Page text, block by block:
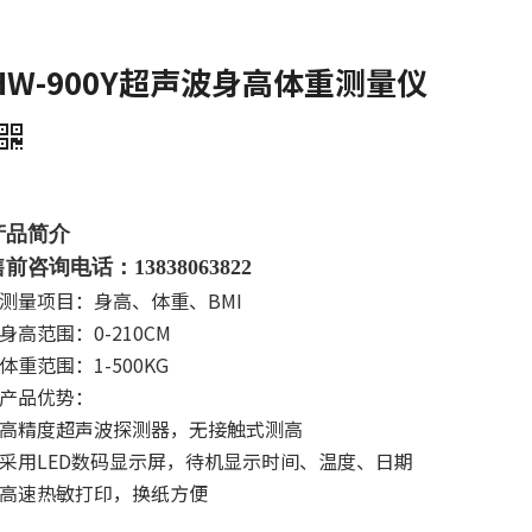
900Y超声波身高体重测量仪
品简介
前咨询电话：13838063822
测量项目：身高、体重、BMI
身高范围：0-210CM
体重范围：1-500KG
产品优势：
高精度超声波探测器，无接触式测高
采用LED数码显示屏，待机显示时间、温度、日期
高速热敏打印，换纸方便